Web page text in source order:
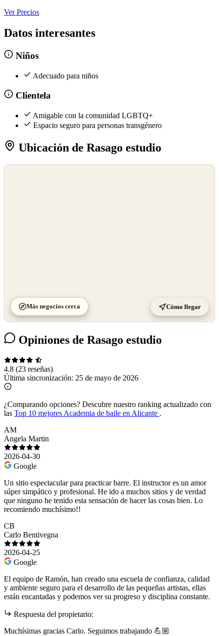
Ver Precios
Datos interesantes
Niños
Adecuado para niños
Clientela
Amigable con la comunidad LGBTQ+
Espacio seguro para personas transgénero
Ubicación de Rasago estudio
Más negocios cerca Cómo llegar
Opiniones de Rasago estudio
4.8 (23 reseñas)
Última sincronización: 25 de mayo de 2026
¿Comparando opciones? Descubre nuestro ranking actualizado con
las Top 10 mejores Academia de baile en Alicante .
AM
Angela Martin
2026-04-30
Google
Un sitio espectacular para practicar barre. El instructor es un amor
súper simpático y profesional. He ido a muchos sitios y de verdad
que ninguno he tenido esta sensación de hacer las cosas bien. Lo
recomiendo muchísimo!!
CB
Carlo Bentivegna
2026-04-25
Google
El equipo de Ramón, han creado una escuela de confianza, calidad
y ambiente seguro para el desarrollo de las pequeñas artistas, ellas
están encantadas y podemos ver su progreso y disciplina constante.
Respuesta del propietario:
Muchísimas gracias Carlo. Seguimos trabajando 💪🏼